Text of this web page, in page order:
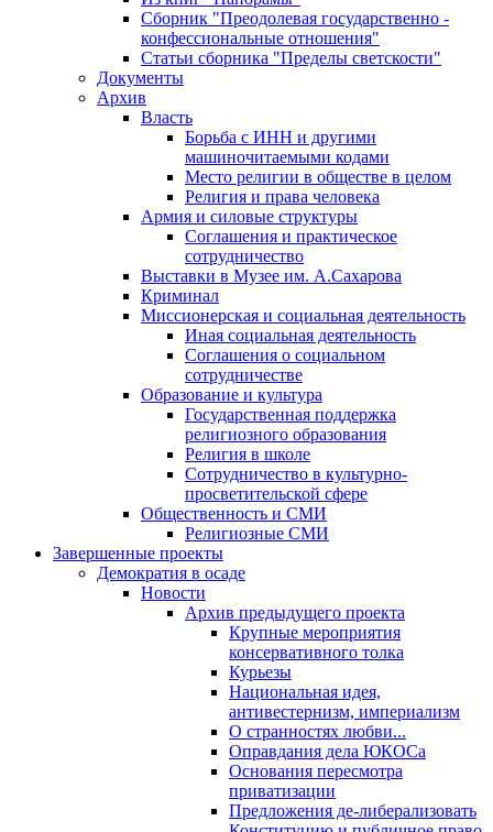
Сборник "Преодолевая государственно -
конфессиональные отношения"
Статьи сборника "Пределы светскости"
Документы
Архив
Власть
Борьба с ИНН и другими
машиночитаемыми кодами
Место религии в обществе в целом
Религия и права человека
Армия и силовые структуры
Соглашения и практическое
сотрудничество
Выставки в Музее им. А.Сахарова
Криминал
Миссионерская и социальная деятельность
Иная социальная деятельность
Соглашения о социальном
сотрудничестве
Образование и культура
Государственная поддержка
религиозного образования
Религия в школе
Сотрудничество в культурно-
просветительской сфере
Общественность и СМИ
Религиозные СМИ
Завершенные проекты
Демократия в осаде
Новости
Архив предыдущего проекта
Крупные мероприятия
консервативного толка
Курьезы
Национальная идея,
антивестернизм, империализм
О странностях любви...
Оправдания дела ЮКОСа
Основания пересмотра
приватизации
Предложения де-либерализовать